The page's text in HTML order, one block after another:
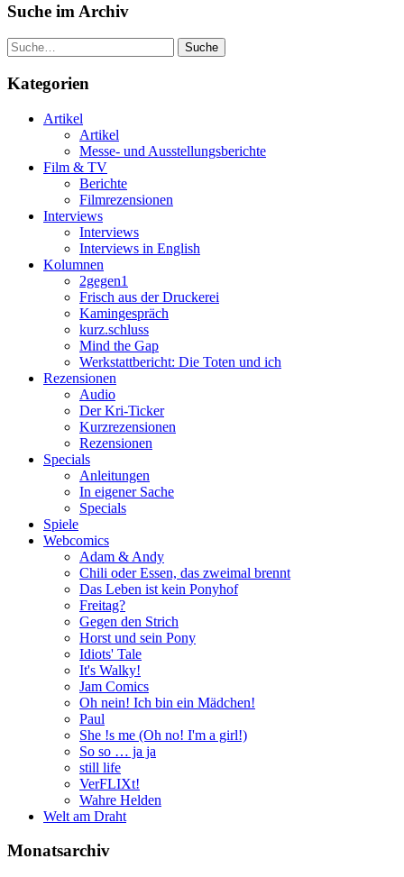
Suche im Archiv
Suche
Kategorien
Artikel
Artikel
Messe- und Ausstellungsberichte
Film & TV
Berichte
Filmrezensionen
Interviews
Interviews
Interviews in English
Kolumnen
2gegen1
Frisch aus der Druckerei
Kamingespräch
kurz.schluss
Mind the Gap
Werkstattbericht: Die Toten und ich
Rezensionen
Audio
Der Kri-Ticker
Kurzrezensionen
Rezensionen
Specials
Anleitungen
In eigener Sache
Specials
Spiele
Webcomics
Adam & Andy
Chili oder Essen, das zweimal brennt
Das Leben ist kein Ponyhof
Freitag?
Gegen den Strich
Horst und sein Pony
Idiots' Tale
It's Walky!
Jam Comics
Oh nein! Ich bin ein Mädchen!
Paul
She !s me (Oh no! I'm a girl!)
So so … ja ja
still life
VerFLIXt!
Wahre Helden
Welt am Draht
Monatsarchiv